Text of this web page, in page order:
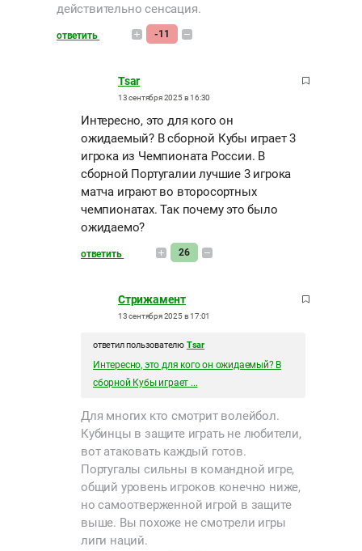
действительно сенсация.
ответить -11
Tsar
13 сентября 2025 в 16:30
Интересно, это для кого он
ожидаемый? В сборной Кубы играет 3
игрока из Чемпионата России. В
сборной Португалии лучшие 3 игрока
матча играют во второсортных
чемпионатах. Так почему это было
ожидаемо?
ответить 26
Стрижамент
13 сентября 2025 в 17:01
ответил пользователю Tsar
Интересно, это для кого он ожидаемый? В
сборной Кубы играет ...
Для многих кто смотрит волейбол.
Кубинцы в защите играть не любители,
вот атаковать каждый готов.
Португалы сильны в командной игре,
общий уровень игроков конечно ниже,
но самоотверженной игрой в защите
выше. Вы похоже не смотрели игры
лиги наций.